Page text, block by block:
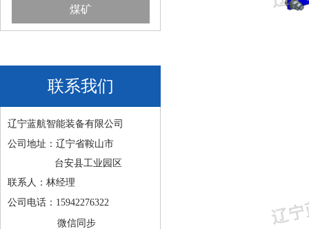
煤矿
联系我们
辽宁蓝航智能装备有限公司
公司地址：辽宁省鞍山市
台安县工业园区
联系人：林经理
公司电话：15942276322
微信同步